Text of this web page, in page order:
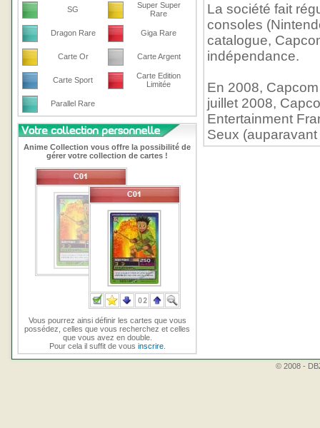
SG
Super Super
Rare
Dragon Rare Giga Rare
Carte Or Carte Argent
Carte Sport
Carte Edition
Limitée
Parallel Rare
Anime Collection vous offre la possibilité de
gérer votre collection de cartes !
Vous pourrez ainsi définir les cartes que vous
possédez, celles que vous recherchez et celles
que vous avez en double.
Pour cela il suffit de vous inscrire.
La société fait
consoles
catalogue,
indépendance.
En 2008,
juillet 2008,
Entertainment
Seux
© 2008 -